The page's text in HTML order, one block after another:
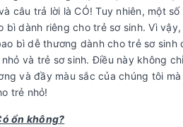
câu trả lời là CÓ! Tuy nhiên, một số
dành riêng cho trẻ sơ sinh. Vì
bì dễ thương dành cho trẻ sơ sinh
và trẻ sơ sinh. Điều này không
và đầy màu sắc của chúng tôi mà
trẻ nhỏ!
ổn không?